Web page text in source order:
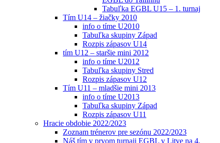
Tabuľka EGBL U15 – 1. turnaj
Tím U14 – žiačky 2010
info o tíme U2010
Tabuľka skupiny Západ
Rozpis zápasov U14
tím U12 – staršie mini 2012
info o tíme U2012
Tabuľka skupiny Stred
Rozpis zápasov U12
Tím U11 – mladšie mini 2013
info o tíme U2013
Tabuľka skupiny Západ
Rozpis zápasov U11
Hracie obdobie 2022/2023
Zoznam trénerov pre sezónu 2022/2023
Náš tím v prvom turnaji EGBL v Litve na 4.